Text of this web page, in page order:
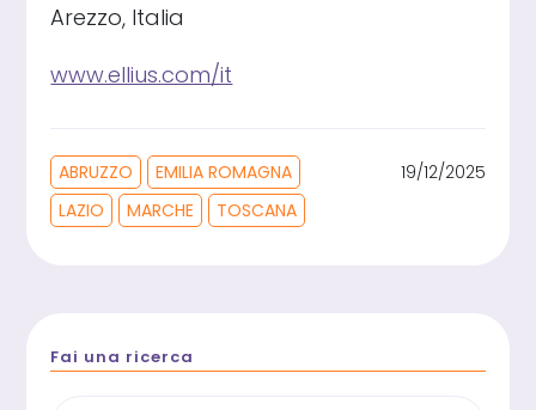
Arezzo, Italia
www.ellius.com/it
ABRUZZO
EMILIA ROMAGNA
LAZIO
MARCHE TOSCANA
19/12/2025
Fai una ricerca